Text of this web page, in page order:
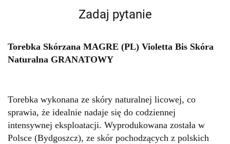
Zadaj pytanie
Torebka Skórzana MAGRE (PL) Violetta Bis Skóra
Naturalna GRANATOWY
Torebka wykonana ze skóry naturalnej licowej, co
sprawia, że idealnie nadaje się do codziennej
intensywnej eksploatacji. Wyprodukowana została w
Polsce (Bydgoszcz), ze skór pochodzących z polskich